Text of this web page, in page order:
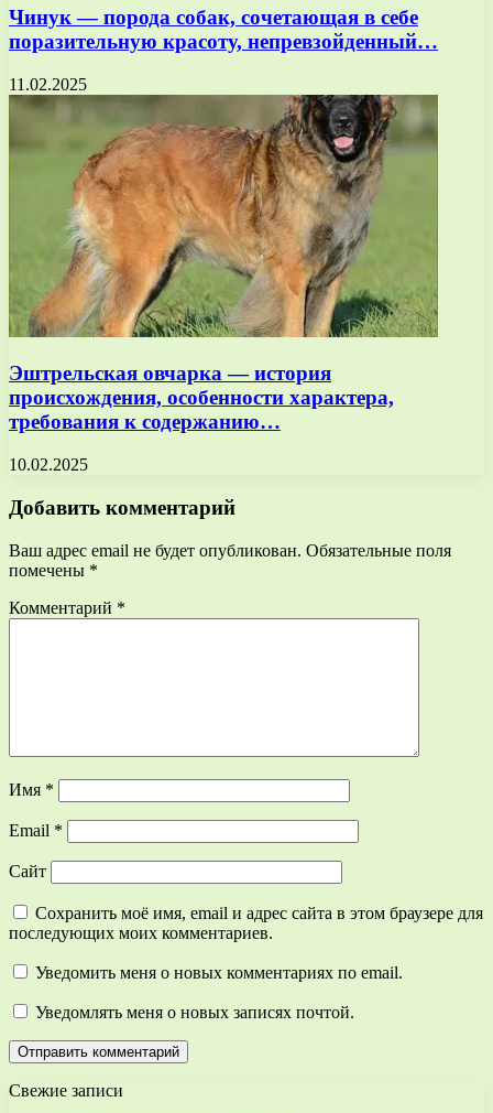
Чинук — порода собак, сочетающая в себе
поразительную красоту, непревзойденный…
11.02.2025
Эштрельская овчарка — история
происхождения, особенности характера,
требования к содержанию…
10.02.2025
Добавить комментарий
Ваш адрес email не будет опубликован. Обязательные поля
помечены *
Комментарий *
Имя *
Email *
Сайт
Сохранить моё имя, email и адрес сайта в этом браузере для
последующих моих комментариев.
Уведомить меня о новых комментариях по email.
Уведомлять меня о новых записях почтой.
Свежие записи